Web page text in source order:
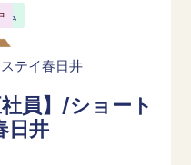
テイ春日井
員】/ショート
日井
ム